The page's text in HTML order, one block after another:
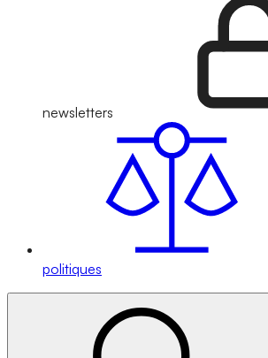
newsletters
politiques